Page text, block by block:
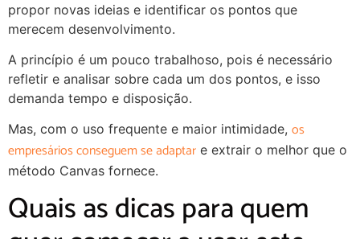
propor novas ideias e identificar os pontos que
merecem desenvolvimento.
A princípio é um pouco trabalhoso, pois é necessário
refletir e analisar sobre cada um dos pontos, e isso
demanda tempo e disposição.
Mas, com o uso frequente e maior intimidade, os
empresários conseguem se adaptar e extrair o melhor que o
método Canvas fornece.
Quais as dicas para quem